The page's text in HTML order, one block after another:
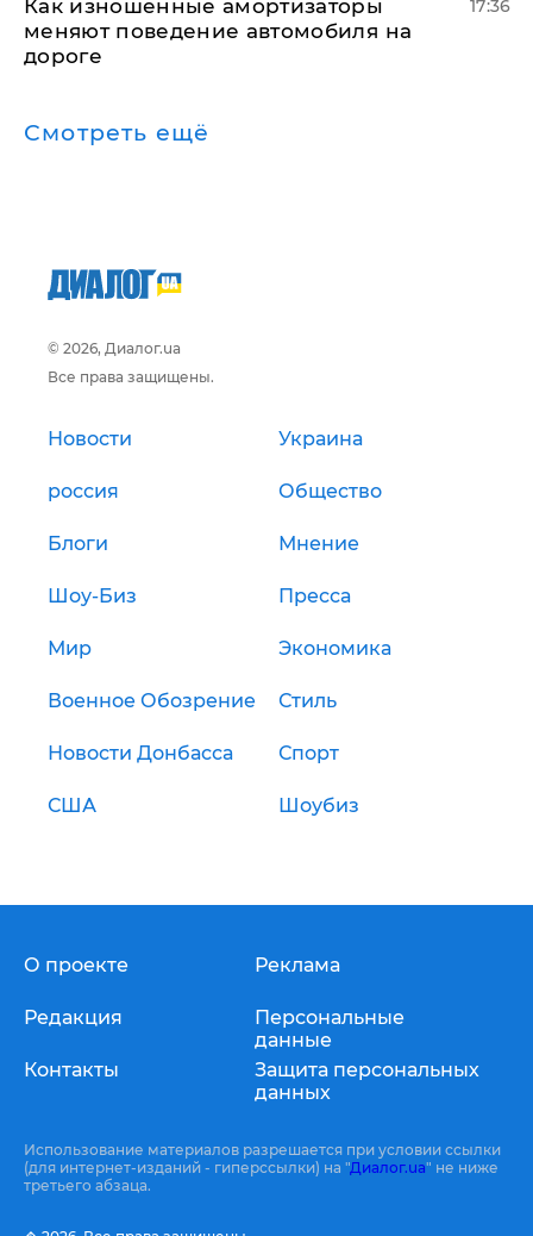
Как изношенные амортизаторы
меняют поведение автомобиля на
дороге
17:36
Смотреть ещё
© 2026, Диалог.ua
Все права защищены.
Новости Украина
россия Общество
Блоги Мнение
Шоу-Биз Пресса
Мир Экономика
Военное Обозрение Стиль
Новости Донбасса Спорт
США Шоубиз
О проекте
Редакция
Контакты
Реклама
Персональные
данные
Защита персональных
данных
Использование материалов разрешается при условии ссылки
(для интернет-изданий - гиперссылки) на "Диалог.ua" не ниже
третьего абзаца.